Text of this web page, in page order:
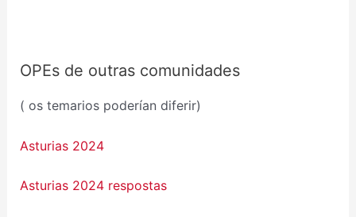
OPEs de outras comunidades
( os temarios poderían diferir)
Asturias 2024
Asturias 2024 respostas